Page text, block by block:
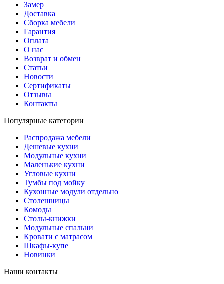
Замер
Доставка
Сборка мебели
Гарантия
Оплата
О нас
Возврат и обмен
Статьи
Новости
Сертификаты
Отзывы
Контакты
Популярные категории
Распродажа мебели
Дешевые кухни
Модульные кухни
Маленькие кухни
Угловые кухни
Тумбы под мойку
Кухонные модули отдельно
Столешницы
Комоды
Столы-книжки
Модульные спальни
Кровати с матрасом
Шкафы-купе
Новинки
Наши контакты